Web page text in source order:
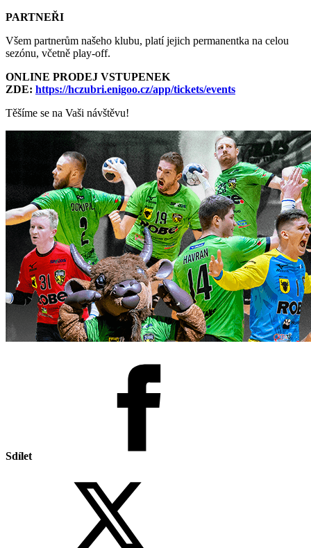
PARTNEŘI
Všem partnerům našeho klubu, platí jejich permanentka na celou
sezónu, včetně play-off.
ONLINE PRODEJ VSTUPENEK
ZDE: https://hczubri.enigoo.cz/app/tickets/events
Těšíme se na Vaši návštěvu!
Sdílet